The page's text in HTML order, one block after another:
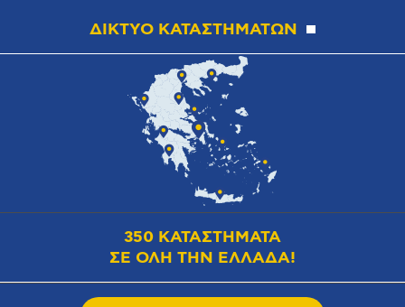
ΔΙΚΤΥΟ ΚΑΤΑΣΤΗΜΑΤΩΝ
350 ΚΑΤΑΣΤΗΜΑΤΑ
ΣΕ ΟΛΗ ΤΗΝ ΕΛΛΑΔΑ!